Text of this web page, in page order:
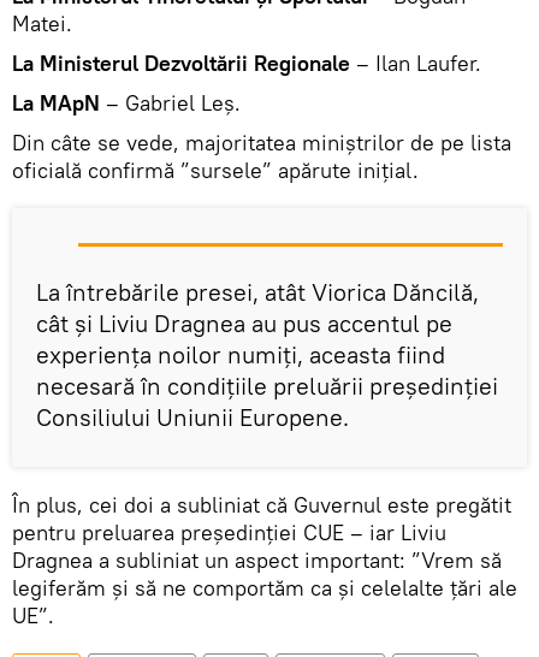
Matei.
La Ministerul Dezvoltării Regionale – Ilan Laufer.
La MApN – Gabriel Leș.
Din câte se vede, majoritatea miniștrilor de pe lista
oficială confirmă ”sursele” apărute inițial.
La întrebările presei, atât Viorica Dăncilă,
cât și Liviu Dragnea au pus accentul pe
experiența noilor numiți, aceasta fiind
necesară în condițiile preluării președinției
Consiliului Uniunii Europene.
În plus, cei doi a subliniat că Guvernul este pregătit
pentru preluarea președinției CUE – iar Liviu
Dragnea a subliniat un aspect important: ”Vrem să
legiferăm și să ne comportăm ca și celelalte țări ale
UE”.